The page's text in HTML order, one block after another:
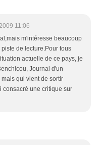
11:06
m'intéresse beaucoup
de lecture.Pour tous
actuelle de ce pays, je
Journal d'un
qui vient de sortir
consacré une critique sur